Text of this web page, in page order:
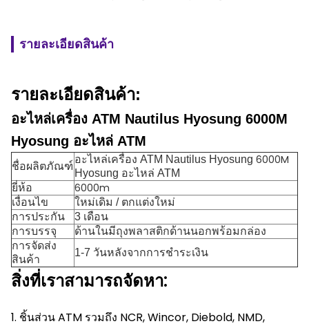
รายละเอียดสินค้า
รายละเอียดสินค้า:
อะไหล่เครื่อง ATM Nautilus Hyosung 6000M
Hyosung อะไหล่ ATM
ชื่อผลิตภัณฑ์
อะไหล่เครื่อง ATM Nautilus Hyosung 6000M
Hyosung อะไหล่ ATM
ยี่ห้อ
6000m
เงื่อนไข
ใหม่เดิม / ตกแต่งใหม่
การประกัน
3 เดือน
การบรรจุ
ด้านในมีถุงพลาสติกด้านนอกพร้อมกล่อง
การจัดส่ง
สินค้า
1-7 วันหลังจากการชำระเงิน
สิ่งที่เราสามารถจัดหา:
1. ชิ้นส่วน ATM รวมถึง NCR, Wincor, Diebold, NMD,